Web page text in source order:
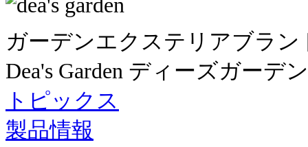
ガーデンエクステリアブラン
Dea's Garden ディーズガーデン
トピックス
製品情報